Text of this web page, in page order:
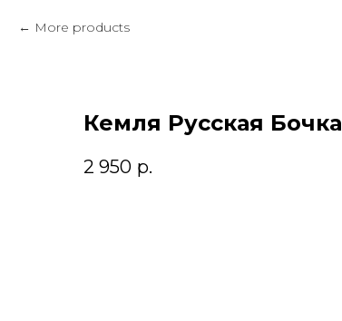
More products
Кемля Русская Бочка
2 950 р.